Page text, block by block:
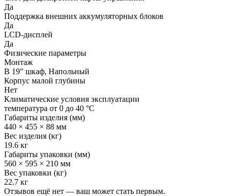
Да
Поддержка внешних аккумуляторных блоков
Да
LCD-дисплей
Да
Физические параметры
Монтаж
В 19" шкаф, Напольный
Корпус малой глубины
Нет
Климатические условия эксплуатации
температура от 0 до 40 °C
Габариты изделия (мм)
440 × 455 × 88 мм
Вес изделия (кг)
19.6 кг
Габариты упаковки (мм)
560 × 595 × 210 мм
Вес упаковки (кг)
22.7 кг
Отзывов ещё нет — ваш может стать первым.